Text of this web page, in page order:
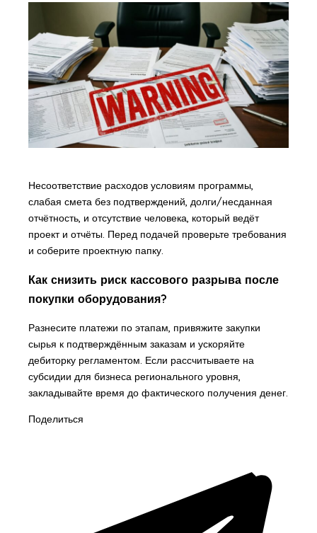
Несоответствие расходов условиям программы,
слабая смета без подтверждений, долги/несданная
отчётность, и отсутствие человека, который ведёт
проект и отчёты. Перед подачей проверьте требования
и соберите проектную папку.
Как снизить риск кассового разрыва после
покупки оборудования?
Разнесите платежи по этапам, привяжите закупки
сырья к подтверждённым заказам и ускоряйте
дебиторку регламентом. Если рассчитываете на
субсидии для бизнеса регионального уровня,
закладывайте время до фактического получения денег.
Поделиться